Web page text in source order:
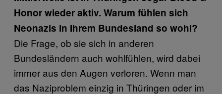
Honor wieder aktiv. Warum fühlen sich
Neonazis in Ihrem Bundesland so wohl?
Die Frage, ob sie sich in anderen
Bundesländern auch wohlfühlen, wird dabei
immer aus den Augen verloren. Wenn man
das Naziproblem einzig in Thüringen oder im